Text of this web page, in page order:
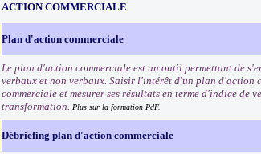
ACTION COMMERCIALE
Plan d'action commerciale
Le plan d'action commerciale est un outil permettant de
verbaux et non verbaux. Saisir l'intérêt d'un plan d'action
commerciale et mesurer ses résultats en terme d'indice
transformation. Plus sur la formation PdF.
Débriefing plan d'action commerciale